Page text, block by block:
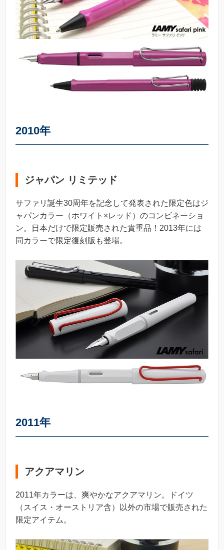
2010年
ジャパン リミテッド
サファリ誕生30周年を記念して発表された限定色はジ
ャパンカラー（ホワイト×レッド）のコンビネーショ
ン。日本だけで限定販売された貴重品！2013年には
同カラーで限定復刻版も登場。
2011年
アクアマリン
2011年カラーは、爽やかなアクアマリン。ドイツ
（スイス・オーストリア含）以外の市場で販売された
限定アイテム。